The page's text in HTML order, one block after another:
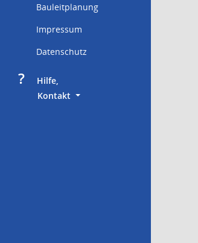
Bauleitplanung
Impressum
Datenschutz
?
     Hilfe,
Kontakt